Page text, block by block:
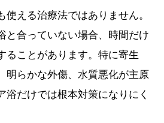
使える治療法ではありません。
と合っていない場合、時間だけ
ることがあります。特に寄生
明らかな外傷、水質悪化が主原
浴だけでは根本対策になりにく